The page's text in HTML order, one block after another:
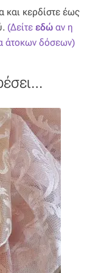
και κερδίστε έως
(Δείτε εδώαν η
άτοκων δόσεων)